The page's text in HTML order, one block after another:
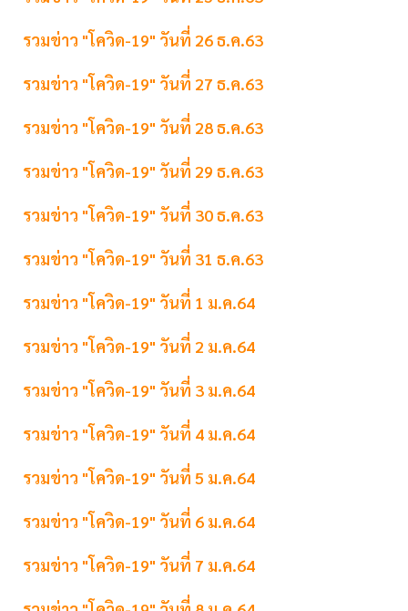
รวมข่าว "โควิด-19" วันที่ 26 ธ.ค.63
รวมข่าว "โควิด-19" วันที่ 27 ธ.ค.63
รวมข่าว "โควิด-19" วันที่ 28 ธ.ค.63
รวมข่าว "โควิด-19" วันที่ 29 ธ.ค.63
รวมข่าว "โควิด-19" วันที่ 30 ธ.ค.63
รวมข่าว "โควิด-19" วันที่ 31 ธ.ค.63
รวมข่าว "โควิด-19" วันที่ 1 ม.ค.64
รวมข่าว "โควิด-19" วันที่ 2 ม.ค.64
รวมข่าว "โควิด-19" วันที่ 3 ม.ค.64
รวมข่าว "โควิด-19" วันที่ 4 ม.ค.64
รวมข่าว "โควิด-19" วันที่ 5 ม.ค.64
รวมข่าว "โควิด-19" วันที่ 6 ม.ค.64
รวมข่าว "โควิด-19" วันที่ 7 ม.ค.64